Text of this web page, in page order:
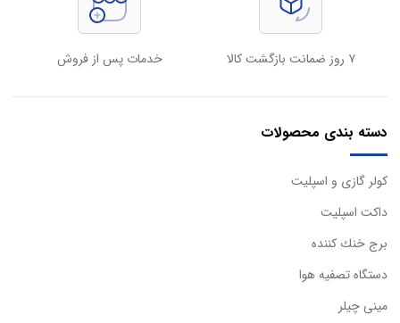
۷ روز ضمانت بازگشت کالا خدمات پس از فروش
دسته بندی محصولات
كولر گازی و اسپليت
داكت اسپليت
برج خنك كننده
دستگاه تصفيه هوا
مینی چیلر